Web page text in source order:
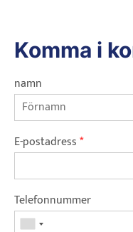
Komma i
namn
E-postadress*
Telefonnummer